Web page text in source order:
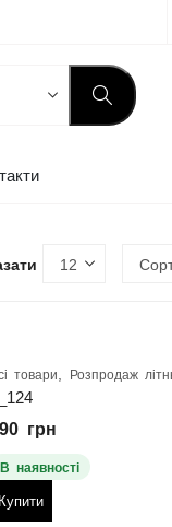
товари Розпродаж літнього
грн
В наявності
Купити